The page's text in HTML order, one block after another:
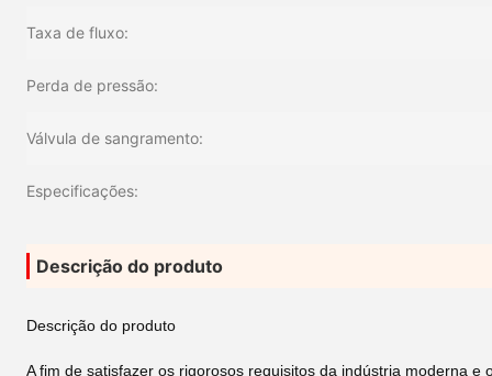
Taxa de fluxo:
Perda de pressão:
Válvula de sangramento:
Especificações:
Descrição do produto
Descrição do produto
A fim de satisfazer os rigorosos requisitos da indústria moderna